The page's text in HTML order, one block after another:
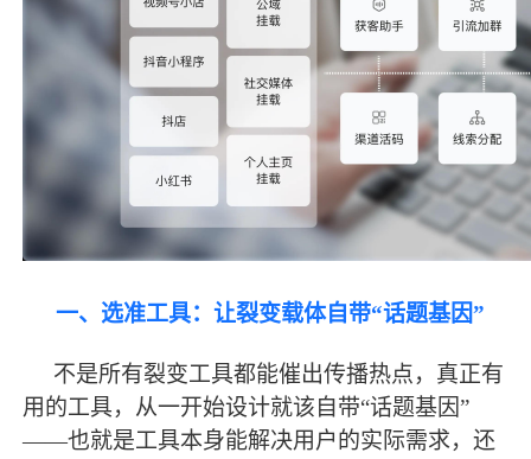
一、选准工具：让裂变载体自带“话题基因”
不是所有裂变工具都能催出传播热点，真正有
用的工具，从一开始设计就该自带“话题基因”
——也就是工具本身能解决用户的实际需求，还